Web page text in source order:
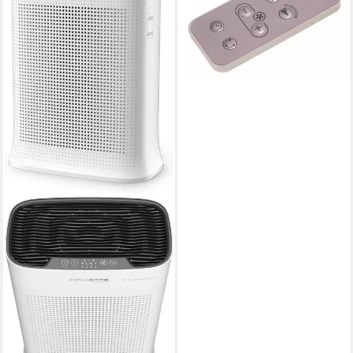
für VU5870 Turbo Silence
Extreme+
22,98 €
lieferbar - in 3-4 Werktagen bei dir